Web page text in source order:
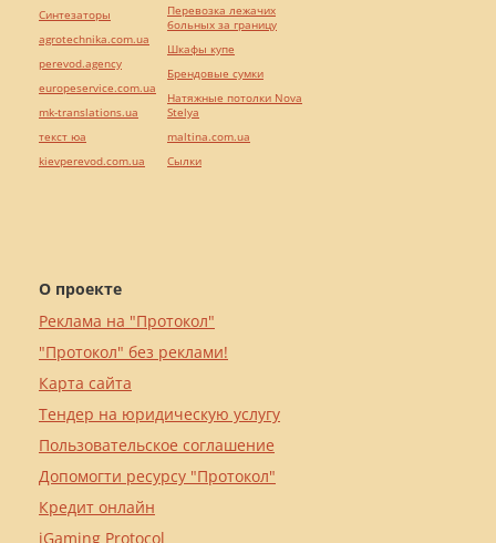
О проекте
Реклама на "Протокол"
"Протокол" без реклами!
Карта сайта
Тендер на юридическую услугу
Пользовательское соглашение
Допомогти ресурсу "Протокол"
Кредит онлайн
iGaming Protocol
Синтезаторы
agrotechnika.com.ua
perevod.agency
europeservice.com.ua
mk-translations.ua
текст юа
kievperevod.com.ua
Перевозка лежачих
больных за границу
Шкафы купе
Брендовые сумки
Натяжные потолки Nova
Stelya
maltina.com.ua
Cылки